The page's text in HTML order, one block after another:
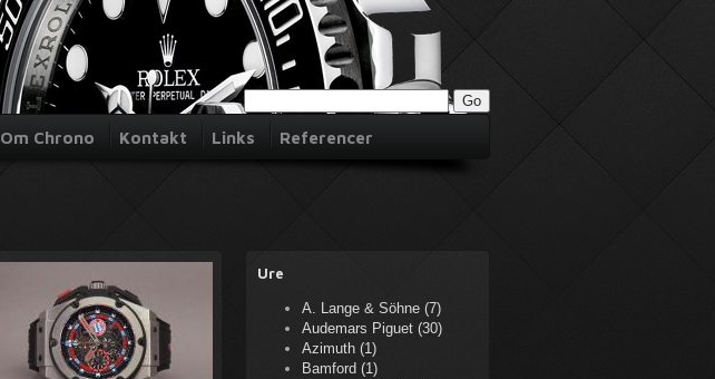
Om Chrono Kontakt Links Referencer
Ure
A. Lange & Söhne (7)
Audemars Piguet (30)
Azimuth (1)
Bamford (1)